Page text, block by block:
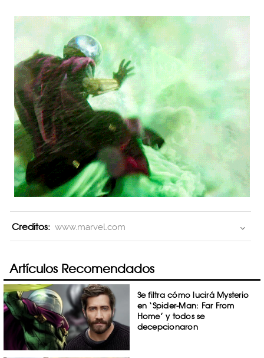
Creditos: www.marvel.com
Artículos Recomendados
Se filtra cómo lucirá Mysterio
en ‘Spider-Man: Far From
Home’ y todos se
decepcionaron